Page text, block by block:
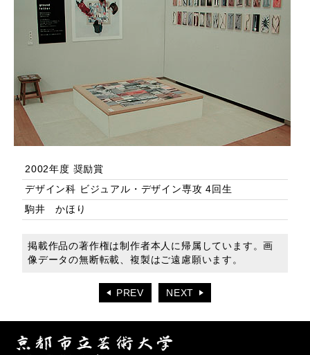
2002年度 奨励賞
デザイン科 ビジュアル・デザイン専攻 4回生
駒井 かほり
掲載作品の著作権は制作者本人に帰属しています。画
像データの無断転載、複製はご遠慮願います。
PREV NEXT